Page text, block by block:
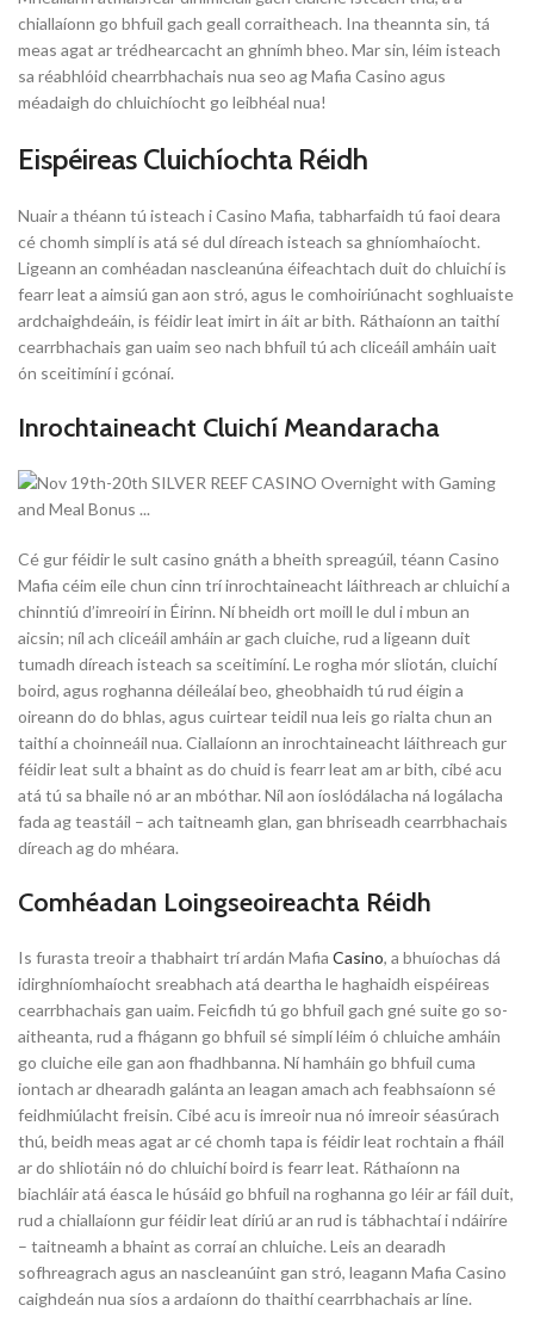
chiallaíonn go bhfuil gach geall corraitheach. Ina theannta sin, tá
meas agat ar trédhearcacht an ghnímh bheo. Mar sin, léim isteach
sa réabhlóid chearrbhachais nua seo ag Mafia Casino agus
méadaigh do chluichíocht go leibhéal nua!
Eispéireas Cluichíochta Réidh
Nuair a théann tú isteach i Casino Mafia, tabharfaidh tú faoi deara
cé chomh simplí is atá sé dul díreach isteach sa ghníomhaíocht.
Ligeann an comhéadan nascleanúna éifeachtach duit do chluichí is
fearr leat a aimsiú gan aon stró, agus le comhoiriúnacht soghluaiste
ardchaighdeáin, is féidir leat imirt in áit ar bith. Ráthaíonn an taithí
cearrbhachais gan uaim seo nach bhfuil tú ach cliceáil amháin uait
ón sceitimíní i gcónaí.
Inrochtaineacht Cluichí Meandaracha
Cé gur féidir le sult casino gnáth a bheith spreagúil, téann Casino
Mafia céim eile chun cinn trí inrochtaineacht láithreach ar chluichí a
chinntiú d’imreoirí in Éirinn. Ní bheidh ort moill le dul i mbun an
aicsin; níl ach cliceáil amháin ar gach cluiche, rud a ligeann duit
tumadh díreach isteach sa sceitimíní. Le rogha mór sliotán, cluichí
boird, agus roghanna déileálaí beo, gheobhaidh tú rud éigin a
oireann do do bhlas, agus cuirtear teidil nua leis go rialta chun an
taithí a choinneáil nua. Ciallaíonn an inrochtaineacht láithreach gur
féidir leat sult a bhaint as do chuid is fearr leat am ar bith, cibé acu
atá tú sa bhaile nó ar an mbóthar. Níl aon íoslódálacha ná logálacha
fada ag teastáil – ach taitneamh glan, gan bhriseadh cearrbhachais
díreach ag do mhéara.
Comhéadan Loingseoireachta Réidh
Is furasta treoir a thabhairt trí ardán Mafia Casino, a bhuíochas dá
idirghníomhaíocht sreabhach atá deartha le haghaidh eispéireas
cearrbhachais gan uaim. Feicfidh tú go bhfuil gach gné suite go so-
aitheanta, rud a fhágann go bhfuil sé simplí léim ó chluiche amháin
go cluiche eile gan aon fhadhbanna. Ní hamháin go bhfuil cuma
iontach ar dhearadh galánta an leagan amach ach feabhsaíonn sé
feidhmiúlacht freisin. Cibé acu is imreoir nua nó imreoir séasúrach
thú, beidh meas agat ar cé chomh tapa is féidir leat rochtain a fháil
ar do shliotáin nó do chluichí boird is fearr leat. Ráthaíonn na
biachláir atá éasca le húsáid go bhfuil na roghanna go léir ar fáil duit,
rud a chiallaíonn gur féidir leat díriú ar an rud is tábhachtaí i ndáiríre
– taitneamh a bhaint as corraí an chluiche. Leis an dearadh
sofhreagrach agus an nascleanúint gan stró, leagann Mafia Casino
caighdeán nua síos a ardaíonn do thaithí cearrbhachais ar líne.